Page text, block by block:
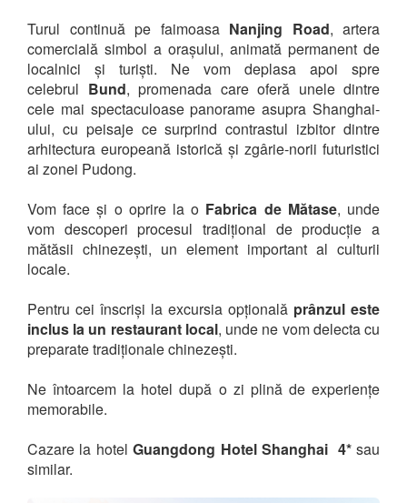
Turul continuă pe faimoasa Nanjing Road, artera
comercială simbol a orașului, animată permanent de
localnici și turiști. Ne vom deplasa apoi spre
celebrul Bund, promenada care oferă unele dintre
cele mai spectaculoase panorame asupra Shanghai-
ului, cu peisaje ce surprind contrastul izbitor dintre
arhitectura europeană istorică și zgârie-norii futuristici
ai zonei Pudong.
Vom face și o oprire la o Fabrica de Mătase, unde
vom descoperi procesul tradițional de producție a
mătăsii chinezești, un element important al culturii
locale.
Pentru cei înscriși la excursia opțională prânzul este
inclus la un restaurant local, unde ne vom delecta cu
preparate tradiționale chinezești.
Ne întoarcem la hotel după o zi plină de experiențe
memorabile.
Cazare la hotel Guangdong Hotel Shanghai 4*sau
similar.